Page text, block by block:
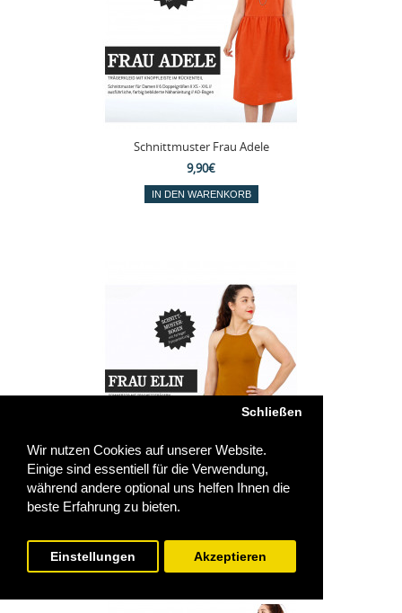
Wir nutzen Cookies auf unserer Website.
Einige sind essentiell für die Verwendung,
während andere optional uns helfen Ihnen die
beste Erfahrung zu bieten.
Schließen
Einstellungen Akzeptieren
Schnittmuster Frau Adele
9,90€
Schnittmuster Sommertop Frau Elin
9,90€